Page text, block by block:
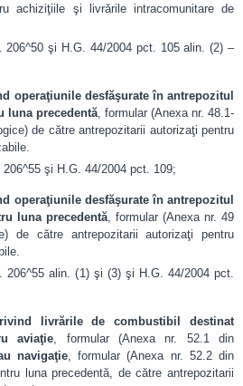
achiziţiile şi livrările intracomunitare de
206^50 şi H.G. 44/2004 pct. 105 alin. (2) –
operaţiunile desfăşurate în antrepozitul
luna precedentă, formular (Anexa nr. 48.1-
de către antrepozitarii autorizaţi pentru
şi H.G. 44/2004 pct. 109;
operaţiunile desfăşurate în antrepozitul
luna precedentă, formular (Anexa nr. 49
de către antrepozitarii autorizaţi pentru
206^55 alin. (1) şi (3) şi H.G. 44/2004 pct.
livrările de combustibil destinat
aviaţie, formular (Anexa nr. 52.1 din
navigaţie, formular (Anexa nr. 52.2 din
luna precedentă, de către antrepozitarii